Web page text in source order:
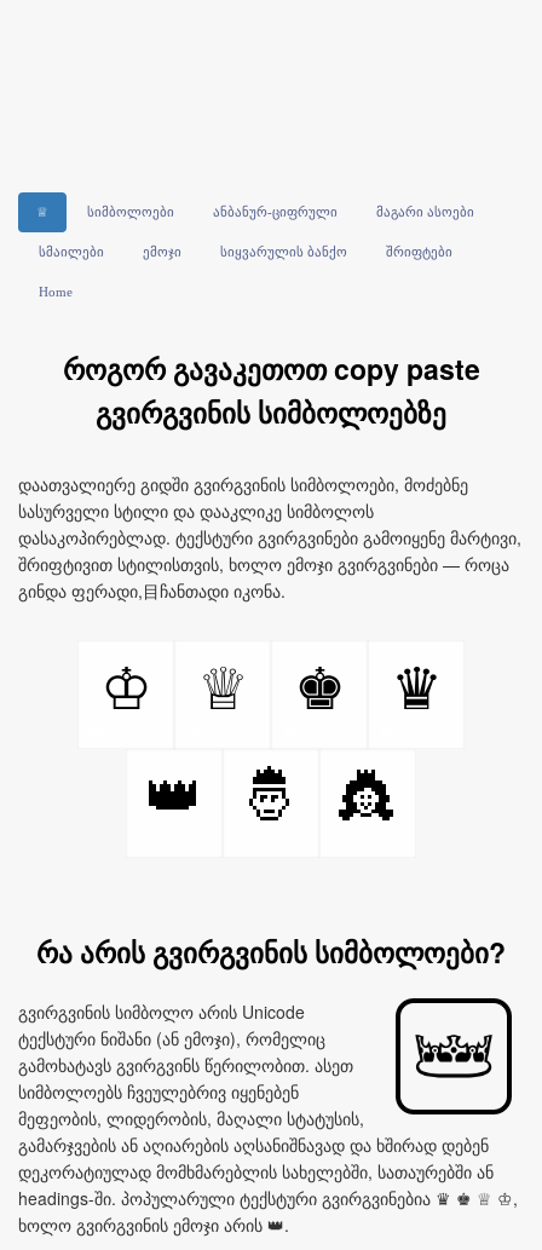
♕ სიმბოლოები ანბანურ-ციფრული მაგარი ასოები
სმაილები ემოჯი სიყვარულის ბანქო შრიფტები
Home
როგორ გავაკეთოთ copy paste
გვირგვინის სიმბოლოებზე
დაათვალიერე გიდში გვირგვინის სიმბოლოები, მოძებნე
სასურველი სტილი და დააკლიკე სიმბოლოს
დასაკოპირებლად. ტექსტური გვირგვინები გამოიყენე მარტივი,
შრიფტივით სტილისთვის, ხოლო ემოჯი გვირგვინები — როცა
გინდა ფერადი,目ჩანთადი იკონა.
♔ ♕ ♚
♛
👑
🤴 👸
რა არის გვირგვინის სიმბოლოები?
გვირგვინის სიმბოლო არის Unicode
ტექსტური ნიშანი (ან ემოჯი), რომელიც
გამოხატავს გვირგვინს წერილობით. ასეთ
სიმბოლოებს ჩვეულებრივ იყენებენ
მეფეობის, ლიდერობის, მაღალი სტატუსის,
გამარჯვების ან აღიარების აღსანიშნავად და ხშირად დებენ
დეკორატიულად მომხმარებლის სახელებში, სათაურებში ან
headings-ში. პოპულარული ტექსტური გვირგვინებია ♛ ♚ ♕ ♔,
ხოლო გვირგვინის ემოჯი არის 👑.